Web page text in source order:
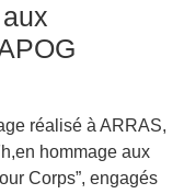
réalisé à ARRAS,
hommage aux
Corps”, engagés